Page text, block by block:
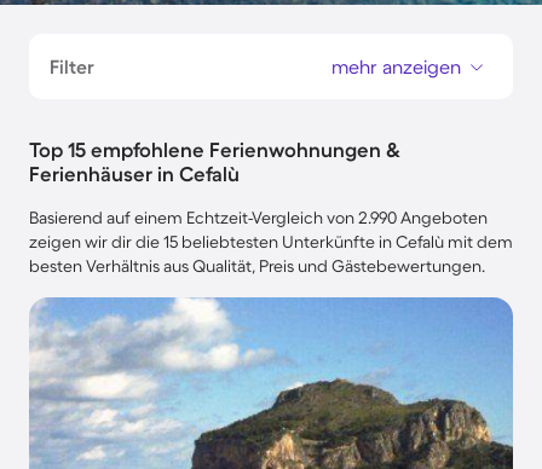
Filter mehr anzeigen
Top 15 empfohlene Ferienwohnungen &
Ferienhäuser in Cefalù
Basierend auf einem Echtzeit-Vergleich von 2.990 Angeboten
zeigen wir dir die 15 beliebtesten Unterkünfte in Cefalù mit dem
besten Verhältnis aus Qualität, Preis und Gästebewertungen.